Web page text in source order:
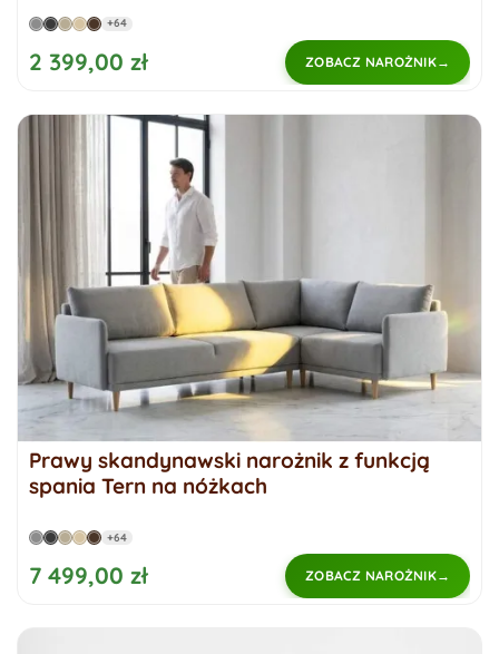
+64
2 399,00 zł ZOBACZ NAROŻNIK
Prawy skandynawski narożnik z funkcją
spania Tern na nóżkach
+64
7 499,00 zł ZOBACZ NAROŻNIK